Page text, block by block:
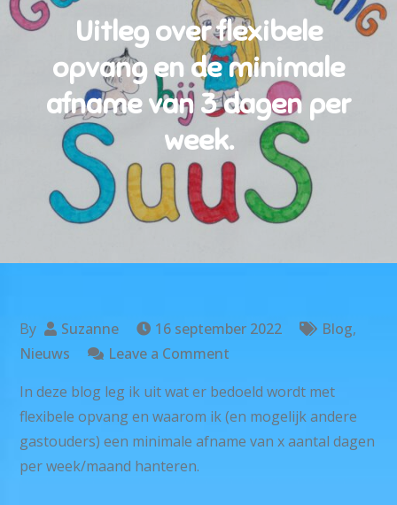
Uitleg over flexibele
opvang en de minimale
afname van 3 dagen per
week.
By Suzanne 16 september 2022 Blog,
Nieuws
Leave a Comment
over
flexibele
opvang
In deze blog leg ik uit wat er bedoeld wordt met
flexibele opvang en waarom ik (en mogelijk andere
gastouders) een minimale afname van x aantal dagen
per week/maand hanteren.